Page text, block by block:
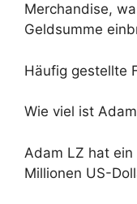
Merchandise,
Geldsumme
Häufig gestellte
Wie viel ist
Adam LZ hat
Millionen US-